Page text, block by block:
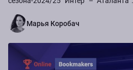
Марья Коробач